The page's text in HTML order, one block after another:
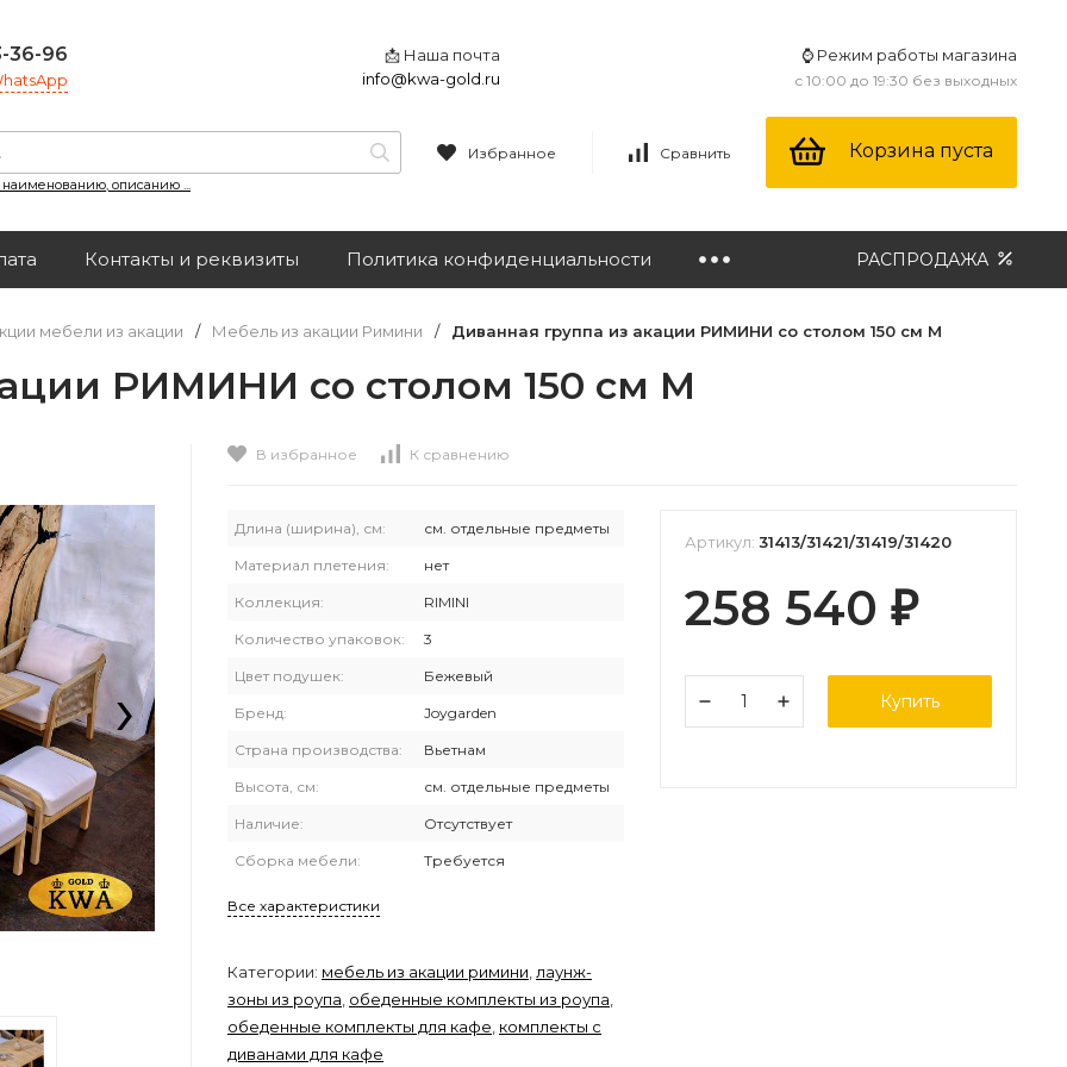
36-96
📩 Наша почта
info@kwa-gold.ru
⌚ Режим работы магазина
с 10:00 до 19:30 без выходных
наименованию, описанию ...
Избранное Сравнить Корзина пуста
Контакты и реквизиты Политика конфиденциальности РАСПРОДАЖА
мебели из акации / Мебель из акации Римини / Диванная группа из акации РИМИНИ со столом 150 см M
РИМИНИ со столом 150 см M
›
В избранное К сравнению
Длина (ширина), см: см. отдельные предметы
Материал плетения: нет
Коллекция: RIMINI
Количество упаковок: 3
Цвет подушек: Бежевый
Бренд: Joygarden
Страна производства: Вьетнам
Высота, см: см. отдельные предметы
Наличие: Отсутствует
Сборка мебели: Требуется
Все характеристики
Категории: мебель из акации римини лаунж-
зоны из роупа обеденные комплекты из роупа
обеденные комплекты для кафе комплекты с
диванами для кафе
Артикул: 31413/31421/31419/31420
258 540 ₽
Купить